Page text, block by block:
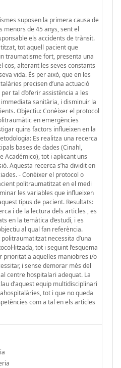
suposen la primera causa de
menors de 45 anys, sent el
els accidents de trànsit.
tot aquell pacient que
traumatisme fort, presenta una
cos, alterant les seves constants
vida. És per això, que en les
precisen d’una actuació
tal d’oferir assistència a les
sanitària, i disminuir la
Objectiu: Conèixer el protocol
en emergències
quins factors influeixen en la
Es realitza una recerca
bases de dades (Cinahl,
Académico), tot i aplicant uns
Aquesta recerca s’ha dividit en
- Conèixer el protocol o
politraumatitzat en el medi
les variables que influeixen
tipus de pacient. Resultats:
i de la lectura dels articles , es
en la temàtica d’estudi, i es
al qual fan referència.
necessita d’una
tot i seguint l’esquema
prioritat a aquelles maniobres i/o
i sense demorar més del
centre hospitalari adequat. La
d’aquest equip multidisciplinari
tot i que no queda
com a tal en els articles